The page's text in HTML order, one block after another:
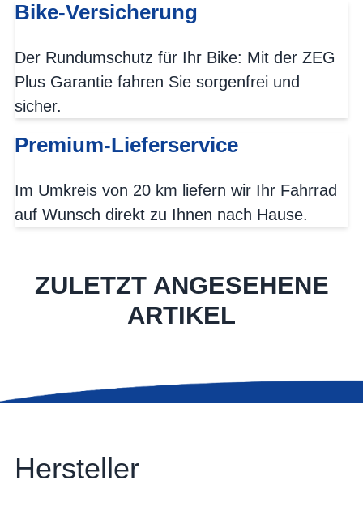
Bike-Versicherung
Der Rundumschutz für Ihr Bike: Mit der ZEG
Plus Garantie fahren Sie sorgenfrei und
sicher.
Premium-Lieferservice
Im Umkreis von 20 km liefern wir Ihr Fahrrad
auf Wunsch direkt zu Ihnen nach Hause.
ZULETZT ANGESEHENE
ARTIKEL
Hersteller